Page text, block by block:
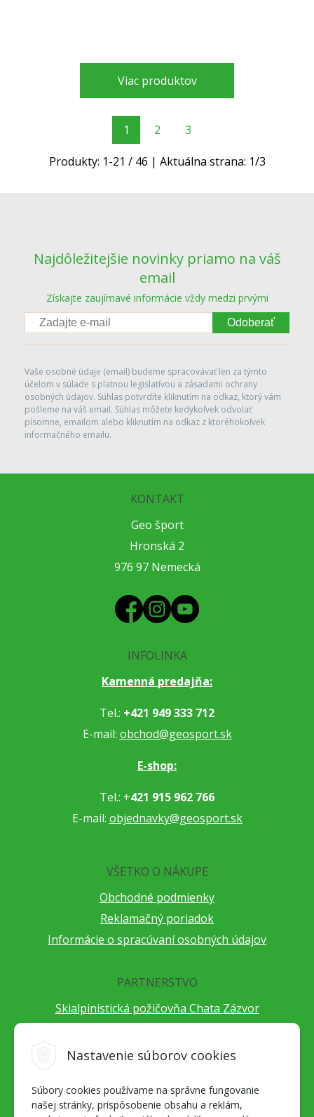
Nastavenie súborov cookies
Súbory cookies používame na správne fungovanie
našej stránky, prispôsobenie obsahu a reklám,
Viac produktov
1 2 3
Produkty: 1-21 / 46 | Aktuálna strana: 1/3
Najdôležitejšie novinky priamo na váš
email
Získajte zaujímavé informácie vždy medzi prvými
Odoberať
Vaše osobné údaje (email) budeme spracovávať len za týmto
účelom v súlade s platnou legislatívou a zásadami ochrany
osobných údajov. Súhlas potvrdíte kliknutím na odkaz, ktorý vám
pošleme na váš email. Súhlas môžete kedykoľvek odvolať
písomne, emailom alebo kliknutím na odkaz z ktoréhokoľvek
informačného emailu.
KONTAKT
Geo šport
Hronská 2
976 97 Nemecká
INFOLINKA
Kamenná predajňa:
Tel.: +421 949 333 712
E-mail: obchod@geosport.sk
E-shop:
Tel.: +421 915 962 766
E-mail: objednavky@geosport.sk
VŠETKO O NÁKUPE
Obchodné podmienky
Reklamačný poriadok
Informácie o spracúvaní osobných údajov
PARTNERSTVO
Skialpinistická požičovňa Chata Zázvor
Cestovateľský festival Cestou necestou
Alpenverein Slovensko
Hore-dole Derešom